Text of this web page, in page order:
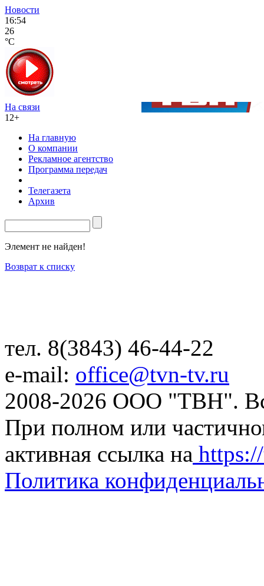
Новости
16:54
26
°C
На связи
12+
На главную
О компании
Рекламное агентство
Программа передач
Телегазета
Архив
Элемент не найден!
Возврат к списку
тел. 8(3843) 46-44-22
e-mail: office@tvn-tv.ru
2008-2026 ООО "ТВН".
При полном или
активная ссылка на
Политика